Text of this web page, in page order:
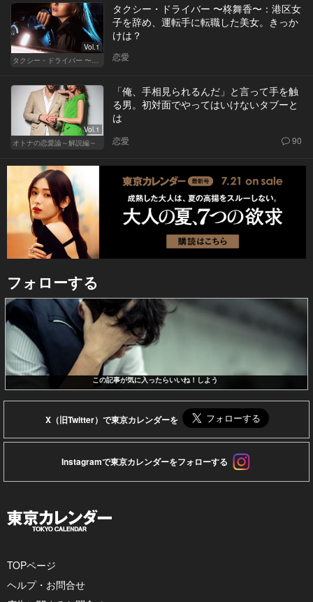
Vol.1
タクシー・ドライバー 〜柊舞香〜：港区女
子を辞め、運転手に転職した美女。きっか
けは？
恋愛
Vol.1
オトナの恋愛論～解説編～
「俺、手相見られるんだ」と言って手を触
る男。初対面でやってはいけないタブーと
は
恋愛 90
フォローする
この記事が気に入ったらいいね！しよう
X（旧Twitter）で東京カレンダーを
Instagramで東京カレンダーをフォローする
TOPページ
ヘルプ・お問合せ